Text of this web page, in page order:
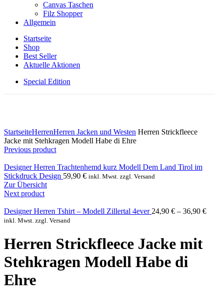
Canvas Taschen
Filz Shopper
Allgemein
Startseite
Shop
Best Seller
Aktuelle Aktionen
Special Edition
StartseiteHerrenHerren Jacken und Westen Herren Strickfleece
Jacke mit Stehkragen Modell Habe di Ehre
Previous product
Designer Herren Trachtenhemd kurz Modell Dem Land Tirol im
Stickdruck Design 59,90 € inkl. Mwst. zzgl. Versand
Zur Übersicht
Next product
Designer Herren Tshirt – Modell Zillertal 4ever 24,90 € – 36,90 €
inkl. Mwst. zzgl. Versand
Herren Strickfleece Jacke mit
Stehkragen Modell Habe di
Ehre